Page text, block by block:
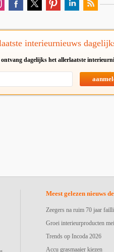
interieurnieuws
dagelijks het allerlaatste
Meest gelezen nieuws
Zeegers na ruim 70 jaar
Groei interieurproducten
Trends op Incoda 2026
Accu grasmaaier kiezen